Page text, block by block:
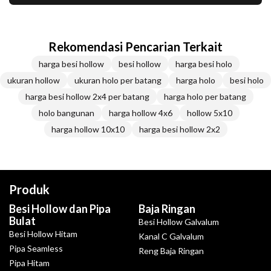
Rekomendasi Pencarian Terkait
harga besi hollow besi hollow
harga besi holo
ukuran hollow
ukuran holo per batang harga holo
besi holo
harga besi hollow 2x4 per batang
harga holo per batang
holo bangunan
harga hollow 4x6
hollow 5x10
harga hollow 10x10
harga besi hollow 2x2
Produk
Besi Hollow dan Pipa
Bulat
Besi Hollow Hitam
Pipa Seamless
Pipa Hitam
Baja Ringan
Besi Hollow Galvalum
Kanal C Galvalum
Reng Baja Ringan